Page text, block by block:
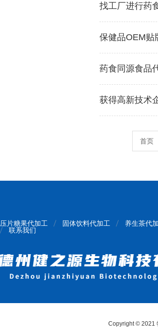
找工厂进行药
保健品OEM贴
药食同源食品
获得高新技术
首页
压片糖果代加工 固体饮料代加工 养生茶代
联系我们
Copyright © 2021